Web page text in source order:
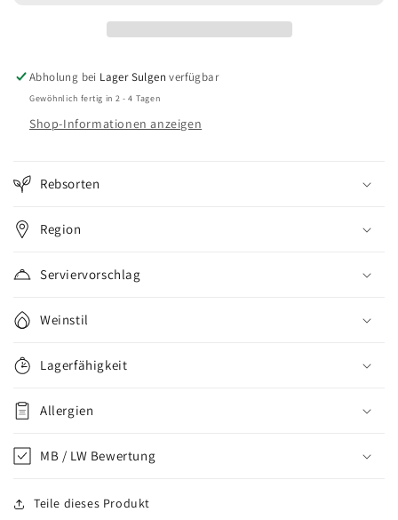
Wein
Abholung bei Lager Sulgen verfügbar
Gewöhnlich fertig in 2 - 4 Tagen
Shop-Informationen anzeigen
Rebsorten
Region
Serviervorschlag
Weinstil
Lagerfähigkeit
Allergien
MB / LW Bewertung
Teile dieses Produkt